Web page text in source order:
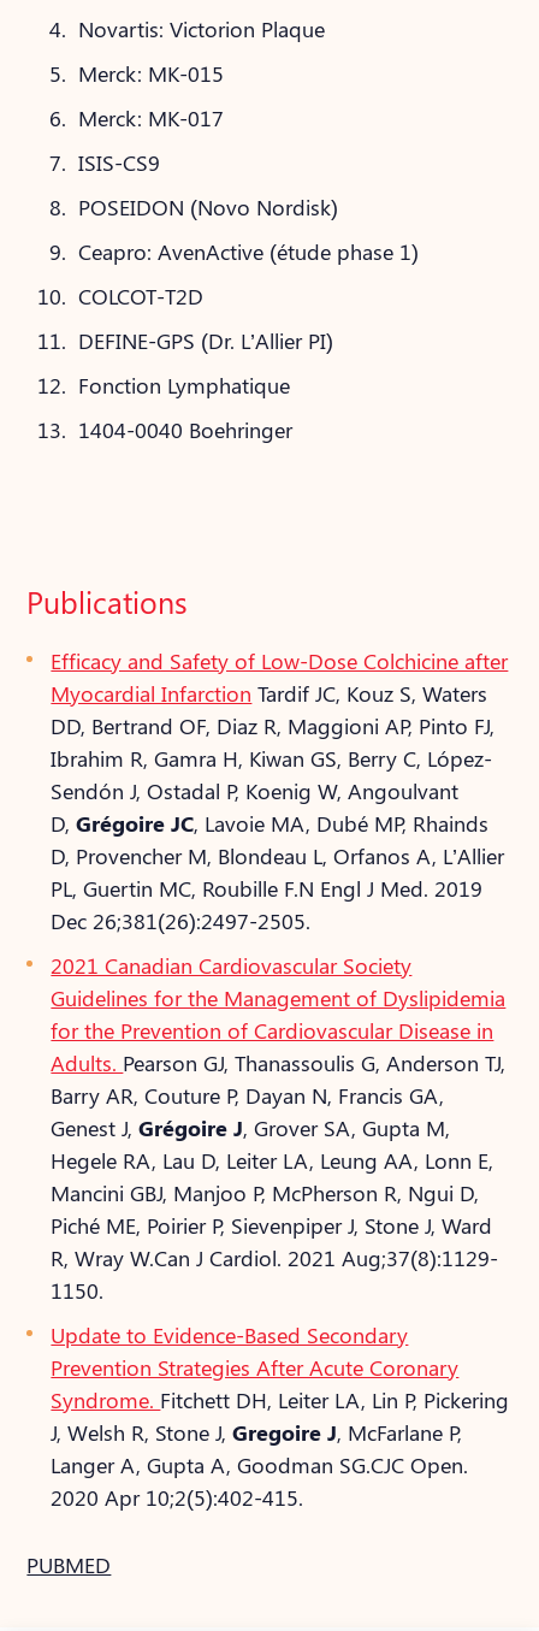
Novartis: Victorion Plaque
Merck: MK-015
Merck: MK-017
ISIS-CS9
POSEIDON (Novo Nordisk)
Ceapro: AvenActive (étude phase 1)
COLCOT-T2D
DEFINE-GPS (Dr. L’Allier PI)
Fonction Lymphatique
1404-0040 Boehringer
Publications
Efficacy and Safety of Low-Dose Colchicine after
Myocardial Infarction Tardif JC, Kouz S, Waters
DD, Bertrand OF, Diaz R, Maggioni AP, Pinto FJ,
Ibrahim R, Gamra H, Kiwan GS, Berry C, López-
Sendón J, Ostadal P, Koenig W, Angoulvant
D,Grégoire JC, Lavoie MA, Dubé MP, Rhainds
D, Provencher M, Blondeau L, Orfanos A, L’Allier
PL, Guertin MC, Roubille F.N Engl J Med. 2019
Dec 26;381(26):2497-2505.
2021 Canadian Cardiovascular Society
Guidelines for the Management of Dyslipidemia
for the Prevention of Cardiovascular Disease in
Adults. Pearson GJ, Thanassoulis G, Anderson TJ,
Barry AR, Couture P, Dayan N, Francis GA,
Genest J,Grégoire J, Grover SA, Gupta M,
Hegele RA, Lau D, Leiter LA, Leung AA, Lonn E,
Mancini GBJ, Manjoo P, McPherson R, Ngui D,
Piché ME, Poirier P, Sievenpiper J, Stone J, Ward
R, Wray W.Can J Cardiol. 2021 Aug;37(8):1129-
1150.
Update to Evidence-Based Secondary
Prevention Strategies After Acute Coronary
Syndrome. Fitchett DH, Leiter LA, Lin P, Pickering
J, Welsh R, Stone J,Gregoire J, McFarlane P,
Langer A, Gupta A, Goodman SG.CJC Open.
2020 Apr 10;2(5):402-415.
PUBMED